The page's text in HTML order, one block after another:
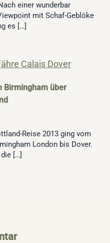
einer wunderbar
mit Schaf-Geblöke
es […]
Birmingham über
Reise 2013 ging vom
London bis Dover.
[…]